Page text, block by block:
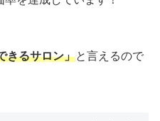
きるサロン」と言えるので